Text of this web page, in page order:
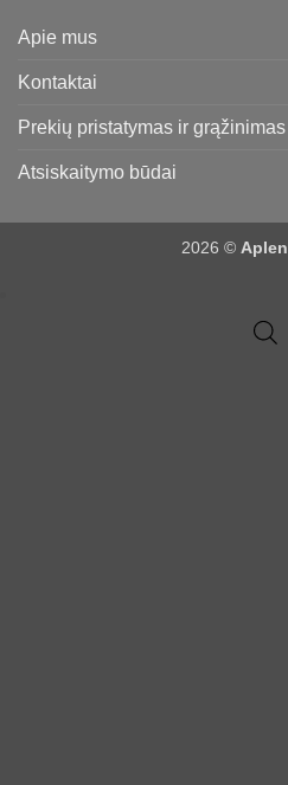
Apie mus
Kontaktai
Prekių pristatymas ir grąžinimas
Atsiskaitymo būdai
2026 ©